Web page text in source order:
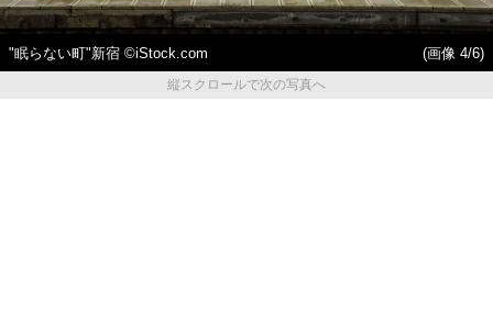
"眠らない町"新宿 ©iStock.com
(画像 4/6)
縦スクロールで次の写真へ